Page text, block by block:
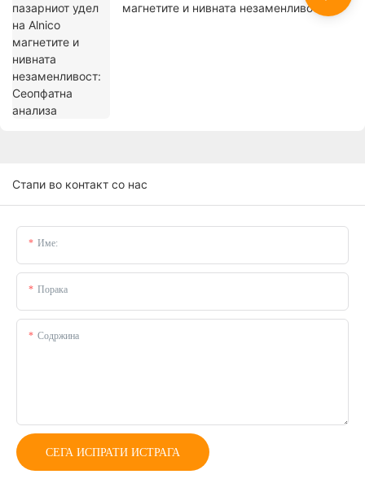
магнетите и нивната незаменливост:
Стапи во контакт со нас
Име:
Порака
Содржина
СЕГА ИСПРАТИ ИСТРАГА